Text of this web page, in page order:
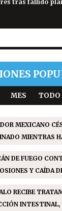
tras fallido
MES TODO
MEXICANO
MIENTRAS
DE FUEGO
Y CAÍDA
RECIBE
INTESTINAL,